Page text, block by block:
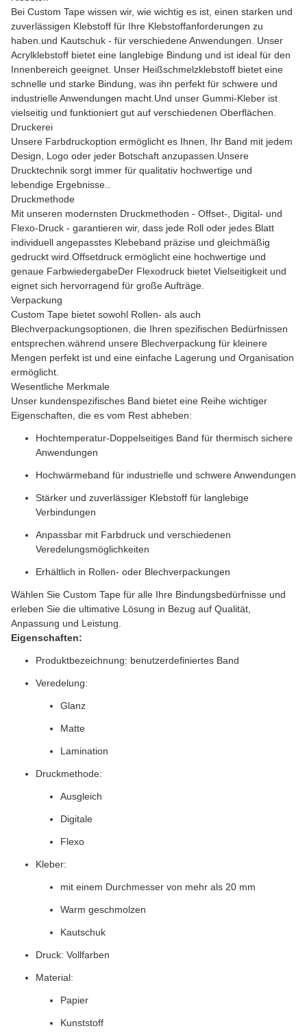
Bei Custom Tape wissen wir, wie wichtig es ist, einen starken und
zuverlässigen Klebstoff für Ihre Klebstoffanforderungen zu
haben.und Kautschuk - für verschiedene Anwendungen. Unser
Acrylklebstoff bietet eine langlebige Bindung und ist ideal für den
Innenbereich geeignet. Unser Heißschmelzklebstoff bietet eine
schnelle und starke Bindung, was ihn perfekt für schwere und
industrielle Anwendungen macht.Und unser Gummi-Kleber ist
vielseitig und funktioniert gut auf verschiedenen Oberflächen.
Druckerei
Unsere Farbdruckoption ermöglicht es Ihnen, Ihr Band mit jedem
Design, Logo oder jeder Botschaft anzupassen.Unsere
Drucktechnik sorgt immer für qualitativ hochwertige und
lebendige Ergebnisse..
Druckmethode
Mit unseren modernsten Druckmethoden - Offset-, Digital- und
Flexo-Druck - garantieren wir, dass jede Roll oder jedes Blatt
individuell angepasstes Klebeband präzise und gleichmäßig
gedruckt wird.Offsetdruck ermöglicht eine hochwertige und
genaue FarbwiedergabeDer Flexodruck bietet Vielseitigkeit und
eignet sich hervorragend für große Aufträge.
Verpackung
Custom Tape bietet sowohl Rollen- als auch
Blechverpackungsoptionen, die Ihren spezifischen Bedürfnissen
entsprechen.während unsere Blechverpackung für kleinere
Mengen perfekt ist und eine einfache Lagerung und Organisation
ermöglicht.
Wesentliche Merkmale
Unser kundenspezifisches Band bietet eine Reihe wichtiger
Eigenschaften, die es vom Rest abheben:
Hochtemperatur-Doppelseitiges Band für thermisch sichere
Anwendungen
Hochwärmeband für industrielle und schwere Anwendungen
Stärker und zuverlässiger Klebstoff für langlebige
Verbindungen
Anpassbar mit Farbdruck und verschiedenen
Veredelungsmöglichkeiten
Erhältlich in Rollen- oder Blechverpackungen
Wählen Sie Custom Tape für alle Ihre Bindungsbedürfnisse und
erleben Sie die ultimative Lösung in Bezug auf Qualität,
Anpassung und Leistung.
Eigenschaften:
Produktbezeichnung: benutzerdefiniertes Band
Veredelung:
Glanz
Matte
Lamination
Druckmethode:
Ausgleich
Digitale
Flexo
Kleber:
mit einem Durchmesser von mehr als 20 mm
Warm geschmolzen
Kautschuk
Druck: Vollfarben
Material:
Papier
Kunststoff